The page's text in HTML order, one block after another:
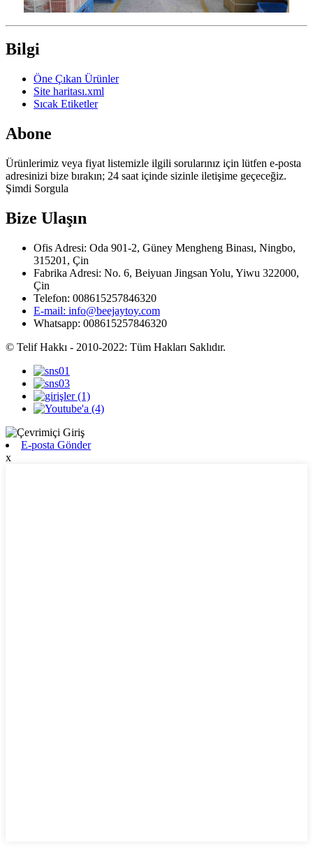
Bilgi
Öne Çıkan Ürünler
Site haritası.xml
Sıcak Etiketler
Abone
Ürünlerimiz veya fiyat listemizle ilgili sorularınız için lütfen e-posta
adresinizi bize bırakın; 24 saat içinde sizinle iletişime geçeceğiz.
Şimdi Sorgula
Bize Ulaşın
Ofis Adresi: Oda 901-2, Güney Mengheng Binası, Ningbo,
315201, Çin
Fabrika Adresi: No. 6, Beiyuan Jingsan Yolu, Yiwu 322000,
Çin
Telefon: 008615257846320
E-mail: info@beejaytoy.com
Whatsapp: 008615257846320
© Telif Hakkı - 2010-2022: Tüm Hakları Saklıdır.
E-posta Gönder
x